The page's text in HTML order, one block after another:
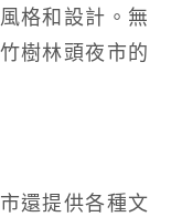
格和設計。無
樹林頭夜市的
還提供各種文